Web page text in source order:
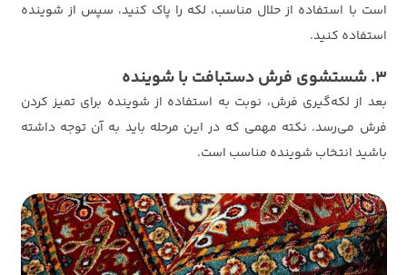
است با استفاده از حلال مناسب، لکه را پاک کنید، سپس از شوینده
استفاده کنید.
3. شستشوی فرش دستبافت با شوینده
بعد از لکه‌گیری فرش، نوبت به استفاده از شوینده برای تمیز کردن
فرش می‌رسد. نکته مهمی که در این مرحله باید به آن توجه داشته
باشید انتخاب شوینده مناسب است.